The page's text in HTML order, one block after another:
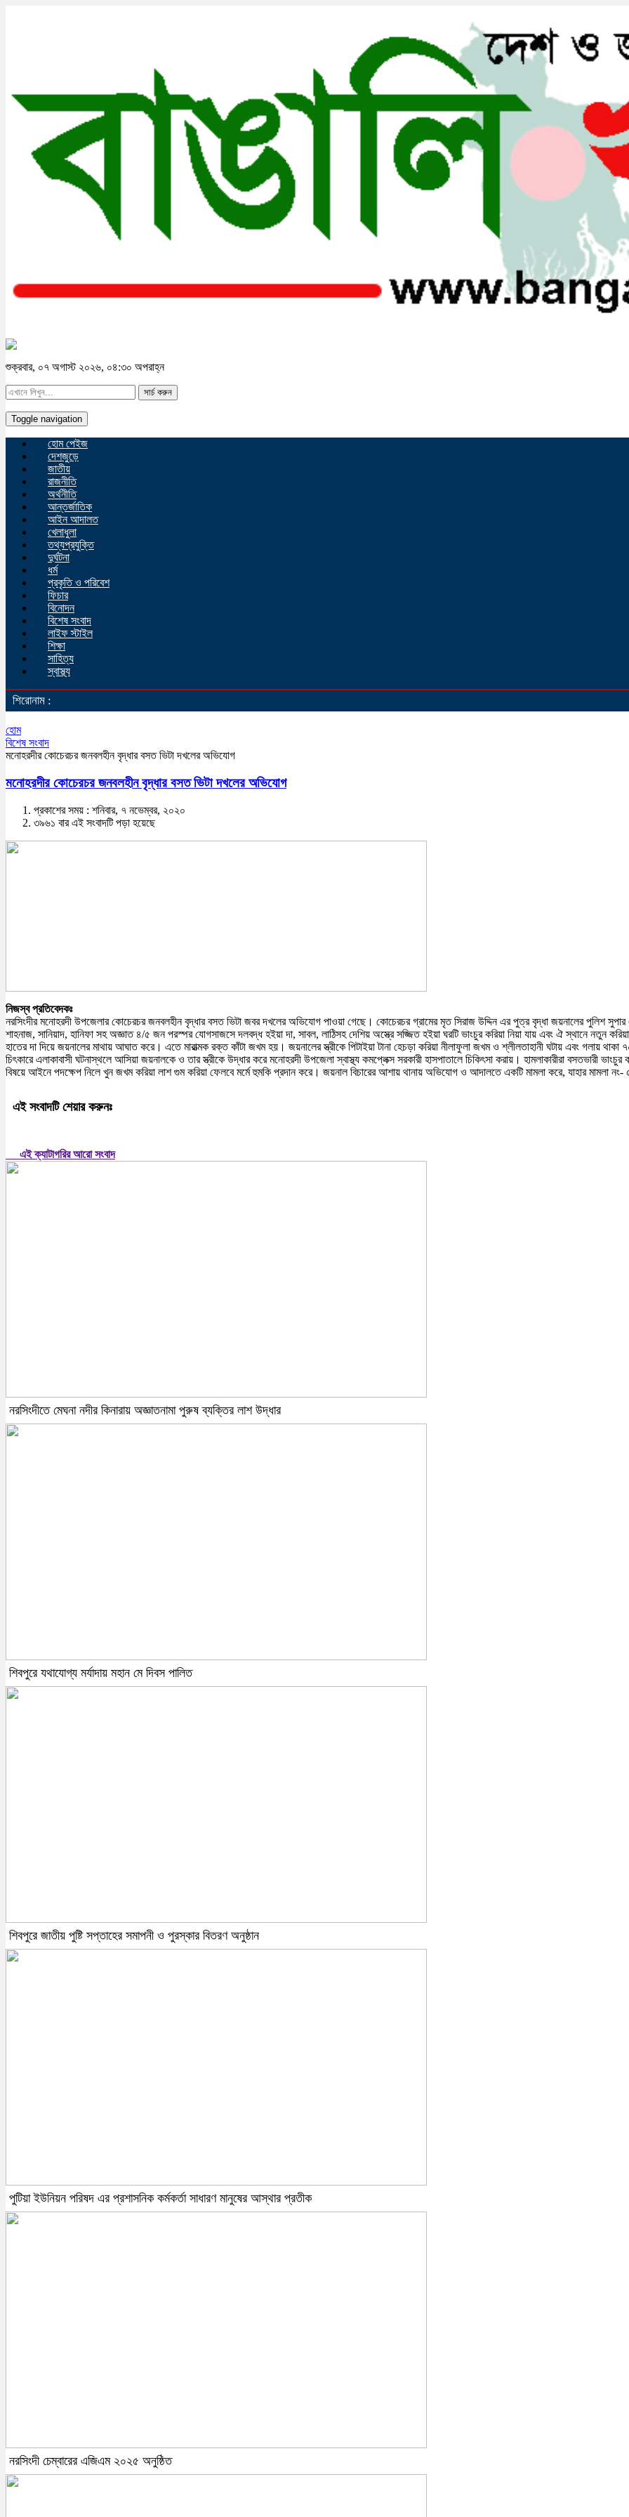
শুক্রবার, ০৭ অগাস্ট ২০২৬, ০৪:৩০ অপরাহ্ন
সার্চ করুন
Toggle navigation
হোম পেইজ
দেশজুড়ে
জাতীয়
রাজনীতি
অর্থনীতি
আন্তর্জাতিক
আইন আদালত
খেলাধুলা
তথ্যপ্রযুক্তি
দুর্ঘটনা
ধর্ম
প্রকৃতি ও পরিবেশ
ফিচার
বিনোদন
বিশেষ সংবাদ
লাইফ স্টাইল
শিক্ষা
সাহিত্য
স্বাস্থ্য
শিরোনাম :
হোম
বিশেষ সংবাদ
মনোহরদীর কোচেরচর জনবলহীন বৃদ্ধার বসত ভিটা দখলের অভিযোগ
মনোহরদীর কোচেরচর জনবলহীন বৃদ্ধার বসত ভিটা দখলের অভিযোগ
প্রকাশের সময় : শনিবার, ৭ নভেম্বর, ২০২০
৩৯৬১ বার এই সংবাদটি পড়া হয়েছে
নিজস্ব প্রতিবেদকঃ
নরসিংদীর মনোহরদী উপজেলার কোচেরচর জনবলহীন বৃদ্ধার বসত ভিটা জবর দখলের অভিযোগ পাওয়া গেছে। কোচেরচর গ্রামের মৃত সিরাজ উদ্দিন এর পুত্র বৃদ্ধা জয়নালের পুলিশ
শাহনাজ, সানিয়াদ, হানিফা সহ অজ্ঞাত ৪/৫ জন পরস্পর যোগসাজসে দলবদ্ধ হইয়া দা, সাবল, লাঠিসহ দেশিয় অস্ত্রে সজ্জিত হইয়া ঘরটি ভাংচুর করিয়া নিয়া যায় এবং ঐ স্থানে নতুন
হাতের দা দিয়ে জয়নালের মাথায় আঘাত করে। এতে মারাত্মক রক্ত কাঁটা জখম হয়। জয়নালের স্ত্রীকে পিটাইয়া টানা হেচড়া করিয়া নীলাফুলা জখম ও শ্লীলতাহানী ঘটায় এবং গলায়
চিৎকারে এলাকাবাসী ঘটনাস্থলে আসিয়া জয়নালকে ও তার স্ত্রীকে উদ্ধার করে মনোহরদী উপজেলা স্বাস্থ্য কমপ্লেক্স সরকারী হাসপাতালে চিকিৎসা করায়। হামলাকারীরা বসতভারী
বিষয়ে আইনে পদক্ষেপ নিলে খুন জখম করিয়া লাশ গুম করিয়া ফেলবে মর্মে হুমকি প্রদান করে। জয়নাল বিচারের আশায় থানায় অভিযোগ ও আদালতে একটি মামলা করে, যাহার মামলা
এই সংবাদটি শেয়ার করুনঃ
এই ক্যাটাগরির আরো সংবাদ
নরসিংদীতে মেঘনা নদীর কিনারায় অজ্ঞাতনামা পুরুষ ব্যক্তির লাশ উদ্ধার
শিবপুরে যথাযোগ্য মর্যাদায় মহান মে দিবস পালিত
শিবপুরে জাতীয় পুষ্টি সপ্তাহের সমাপনী ও পুরস্কার বিতরণ অনুষ্ঠান
পুটিয়া ইউনিয়ন পরিষদ এর প্রশাসনিক কর্মকর্তা সাধারণ মানুষের আস্থার প্রতীক
নরসিংদী চেম্বারের এজিএম ২০২৫ অনুষ্ঠিত